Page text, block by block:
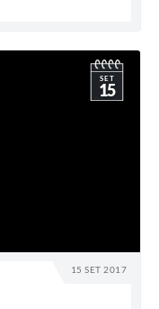
15 SET 2017
SET
15